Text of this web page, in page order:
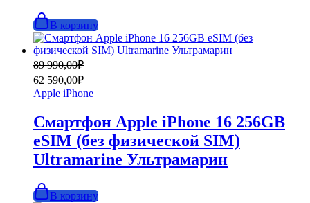
В корзину
89 990,00₽
Первоначальная
цена
составляла
89
990,00₽.
62 590,00₽
Текущая
цена:
62
590,00₽.
Apple iPhone
Смартфон Apple iPhone 16 256GB
eSIM (без физической SIM)
Ultramarine Ультрамарин
В корзину